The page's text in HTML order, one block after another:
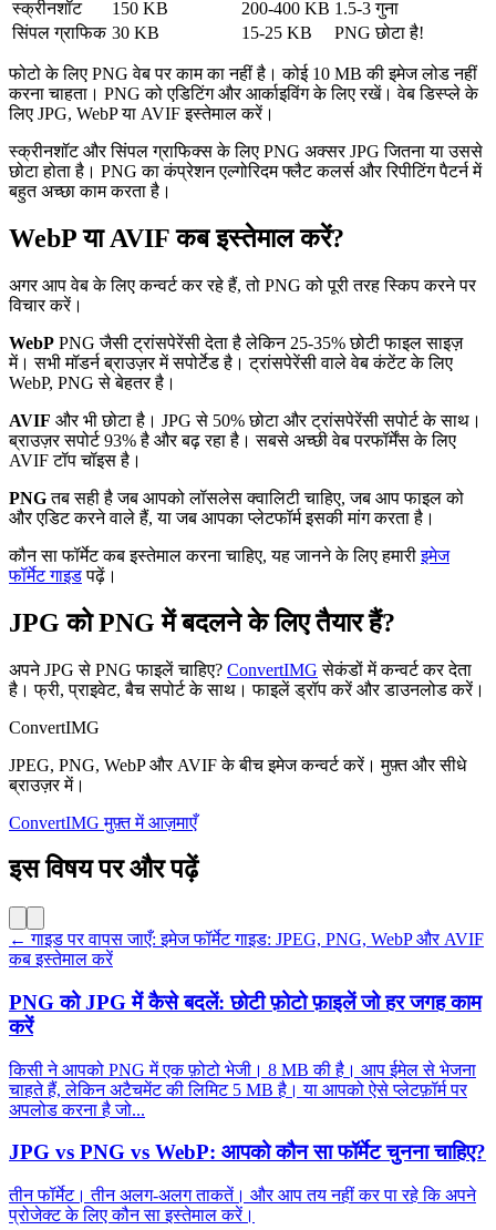
स्क्रीनशॉट 150 KB 200-400 KB 1.5-3 गुना
सिंपल ग्राफिक 30 KB 15-25 KB PNG छोटा है!
फोटो के लिए PNG वेब पर काम का नहीं है। कोई 10 MB की इमेज लोड नहीं
करना चाहता। PNG को एडिटिंग और आर्काइविंग के लिए रखें। वेब डिस्प्ले के
लिए JPG, WebP या AVIF इस्तेमाल करें।
स्क्रीनशॉट और सिंपल ग्राफिक्स के लिए PNG अक्सर JPG जितना या उससे
छोटा होता है। PNG का कंप्रेशन एल्गोरिदम फ्लैट कलर्स और रिपीटिंग पैटर्न में
बहुत अच्छा काम करता है।
WebP या AVIF कब इस्तेमाल करें?
अगर आप वेब के लिए कन्वर्ट कर रहे हैं, तो PNG को पूरी तरह स्किप करने पर
विचार करें।
WebP PNG जैसी ट्रांसपेरेंसी देता है लेकिन 25-35% छोटी फाइल साइज़
में। सभी मॉडर्न ब्राउज़र में सपोर्टेड है। ट्रांसपेरेंसी वाले वेब कंटेंट के लिए
WebP, PNG से बेहतर है।
AVIF और भी छोटा है। JPG से 50% छोटा और ट्रांसपेरेंसी सपोर्ट के साथ।
ब्राउज़र सपोर्ट 93% है और बढ़ रहा है। सबसे अच्छी वेब परफॉर्मेंस के लिए
AVIF टॉप चॉइस है।
PNGतब सही है जब आपको लॉसलेस क्वालिटी चाहिए, जब आप फाइल को
और एडिट करने वाले हैं, या जब आपका प्लेटफॉर्म इसकी मांग करता है।
कौन सा फॉर्मेट कब इस्तेमाल करना चाहिए, यह जानने के लिए हमारीइमेज
फॉर्मेट गाइडपढ़ें।
JPG को PNG में बदलने के लिए तैयार हैं?
अपने JPG से PNG फाइलें चाहिए? ConvertIMG सेकंडों में कन्वर्ट कर देता
है। फ्री, प्राइवेट, बैच सपोर्ट के साथ। फाइलें ड्रॉप करें और डाउनलोड करें।
ConvertIMG
JPEG, PNG, WebP और AVIF के बीच इमेज कन्वर्ट करें। मुफ़्त और सीधे
ब्राउज़र में।
ConvertIMG मुफ़्त में आज़माएँ
इस विषय पर और पढ़ें
← गाइड पर वापस जाएँ: इमेज फॉर्मेट गाइड: JPEG, PNG, WebP और AVIF
कब इस्तेमाल करें
PNG को JPG में कैसे बदलें: छोटी फ़ोटो फ़ाइलें जो हर जगह काम
करें
किसी ने आपको PNG में एक फ़ोटो भेजी। 8 MB की है। आप ईमेल से भेजना
चाहते हैं, लेकिन अटैचमेंट की लिमिट 5 MB है। या आपको ऐसे प्लेटफ़ॉर्म पर
अपलोड करना है जो...
JPG vs PNG vs WebP: आपको कौन सा फॉर्मेट चुनना चाहिए?
तीन फॉर्मेट। तीन अलग-अलग ताकतें। और आप तय नहीं कर पा रहे कि अपने
प्रोजेक्ट के लिए कौन सा इस्तेमाल करें।